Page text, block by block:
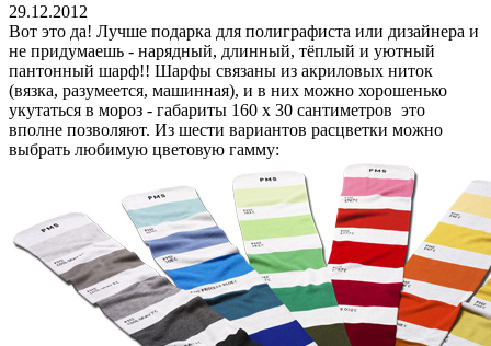
29.12.2012
Вот это да! Лучше подарка для полиграфиста или дизайнера и
не придумаешь - нарядный, длинный, тёплый и уютный
пантонный шарф!! Шарфы связаны из акриловых ниток
(вязка, разумеется, машинная), и в них можно хорошенько
укутаться в мороз - габариты 160 х 30 сантиметров это
вполне позволяют. Из шести вариантов расцветки можно
выбрать любимую цветовую гамму: